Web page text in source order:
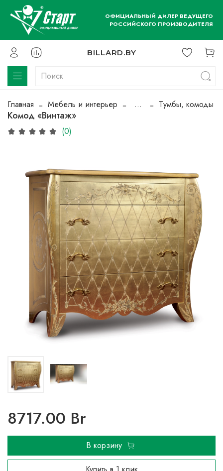
ОФИЦИАЛЬНЫЙ ДИЛЕР ВЕДУЩЕГО
РОССИЙСКОГО ПРОИЗВОДИТЕЛЯ
BILLARD.BY
Главная Мебель и интерьер ... Тумбы, комоды
Комод «Винтаж»
(0)
8717.00 Br
В корзину